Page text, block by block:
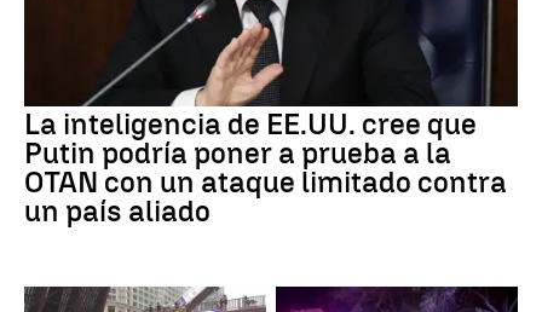
La inteligencia de EE.UU. cree que
Putin podría poner a prueba a la
OTAN con un ataque limitado contra
un país aliado